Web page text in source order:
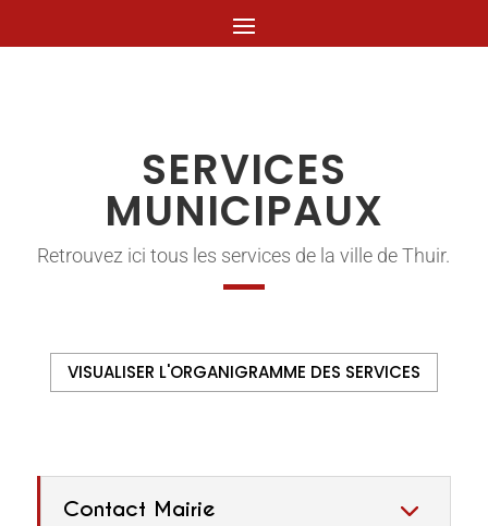
SERVICES
MUNICIPAUX
Retrouvez ici tous les services de la ville de Thuir.
VISUALISER L'ORGANIGRAMME DES SERVICES
Contact Mairie